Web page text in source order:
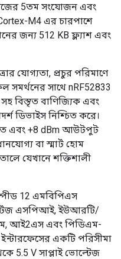
5তম সংযোজন এবং
M4 এর চারপাশে
জন্য 512 KB ফ্ল্যাশ এবং
যোগ্যতা, প্রচুর পরিমাণে
সমর্থনের সাথে nRF52833
বিস্তৃত বাণিজ্যিক এবং
ডিভাইস নিশ্চিত করে।
এবং +8 dBm আউটপুট
বা স্মার্ট হোম
যেখানে শক্তিশালী
12 এমবিপিএস
এসপিআই, ইউআরটি/
আই2এস এবং পিডিএম-
একটি পরিসীমা
5.5 V সাপ্লাই ভোল্টেজ